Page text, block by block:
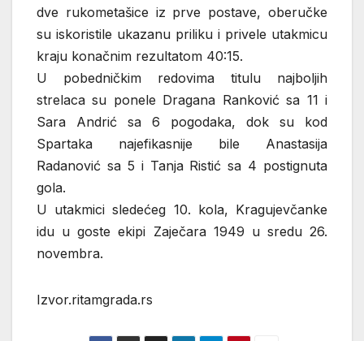
dve rukometašice iz prve postave, oberučke
su iskoristile ukazanu priliku i privele utakmicu
kraju konačnim rezultatom 40:15.
U pobedničkim redovima titulu najboljih
strelaca su ponele Dragana Ranković sa 11 i
Sara Andrić sa 6 pogodaka, dok su kod
Spartaka najefikasnije bile Anastasija
Radanović sa 5 i Tanja Ristić sa 4 postignuta
gola.
U utakmici sledećeg 10. kola, Kragujevčanke
idu u goste ekipi Zaječara 1949 u sredu 26.
novembra.
Izvor.ritamgrada.rs